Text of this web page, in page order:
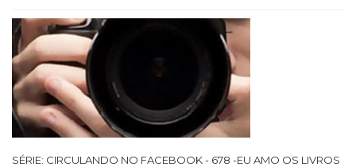
SÉRIE: CIRCULANDO NO FACEBOOK - 678 -EU AMO OS LIVROS